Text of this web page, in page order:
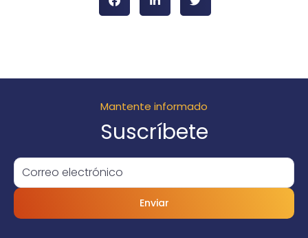
Mantente informado
Suscríbete
Enviar